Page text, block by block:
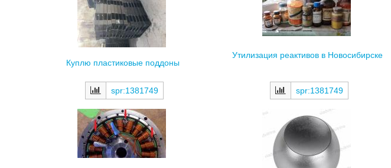
Куплю пластиковые поддоны
spr:1381749
Утилизация реактивов в Новосибирске
spr:1381749